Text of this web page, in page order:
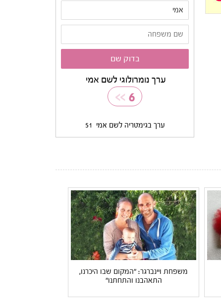
ערך נומרולוגי לשם אמי
6
>>
ערך בגימטריה לשם אמי 51
משפחת ויינברגר: "המקום שבו היכרנו,
התאהבנו והתחתנו"